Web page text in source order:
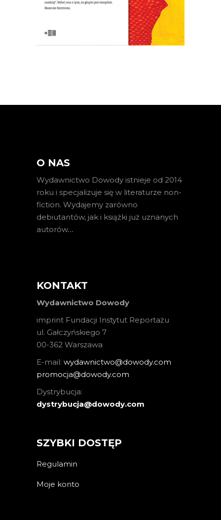
O NAS
Wydawnictwo Dowody istnieje od 2014
roku i specjalizuje się w literaturze non-
fiction. Wydajemy zarówno
debiutantów, jak i książki już uznanych
autorów…
KONTAKT
Wydawnictwo Dowody
imprint Fundacji Instytut Reportażu
ul. Gałczyńskiego 7
00-362 Warszawa
E-mail: wydawnictwo@dowody.com
promocja@dowody.com
Dystrybucja:
dystrybucja@dowody.com
SZYBKI DOSTĘP
Regulamin
Moje konto